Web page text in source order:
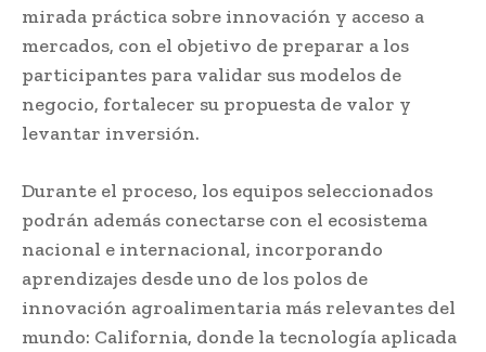
mirada práctica sobre innovación y acceso a
mercados, con el objetivo de preparar a los
participantes para validar sus modelos de
negocio, fortalecer su propuesta de valor y
levantar inversión.
Durante el proceso, los equipos seleccionados
podrán además conectarse con el ecosistema
nacional e internacional, incorporando
aprendizajes desde uno de los polos de
innovación agroalimentaria más relevantes del
mundo: California, donde la tecnología aplicada